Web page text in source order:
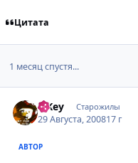
Цитата
1 месяц спустя...
TiKey Старожилы
29 Августа, 200817 г
АВТОР